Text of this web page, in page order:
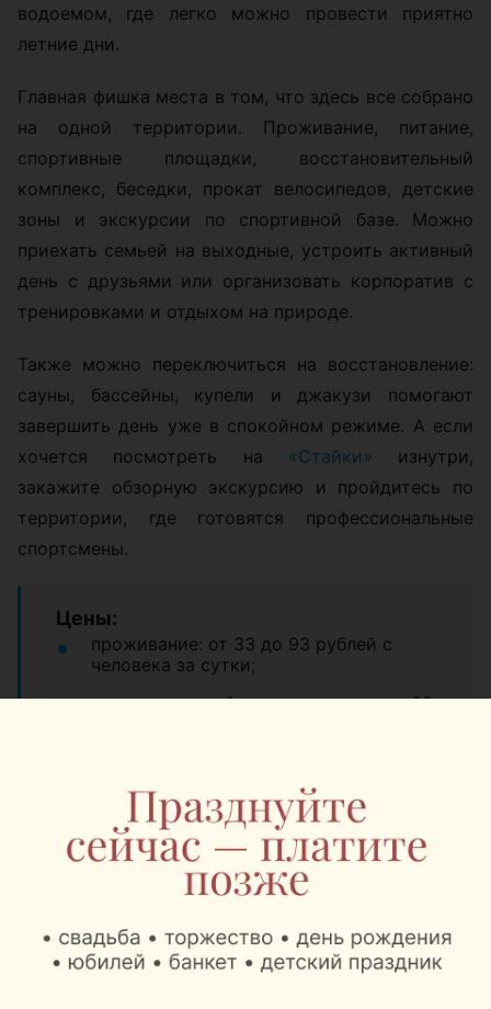
водоемом, где легко можно провести приятно
летние дни.
Главная фишка места в том, что здесь все собрано
на одной территории. Проживание, питание,
спортивные площадки, восстановительный
комплекс, беседки, прокат велосипедов, детские
зоны и экскурсии по спортивной базе. Можно
приехать семьей на выходные, устроить активный
день с друзьями или организовать корпоратив с
тренировками и отдыхом на природе.
Также можно переключиться на восстановление:
сауны, бассейны, купели и джакузи помогают
завершить день уже в спокойном режиме. А если
хочется посмотреть на «Стайки» изнутри,
закажите обзорную экскурсию и пройдитесь по
территории, где готовятся профессиональные
спортсмены.
Цены:
проживание: от 33 до 93 рублей с
человека за сутки;
питание, полный рацион на день: от 60
комплексы: от 75 до 200 рублей за
сеанс 2 часа;
беседка на день: открытая 50 рублей,
крытая 100 рублей;
прокат велосипеда: 5 рублей за час, 20
открытые спортивные площадки: от 40